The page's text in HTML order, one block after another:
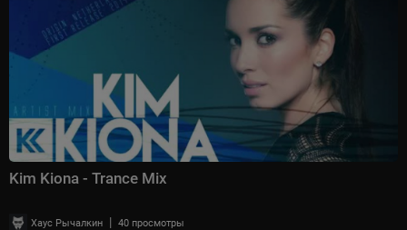
Kim Kiona - Trance Mix
Хаус Рычалкин | 40 просмотры